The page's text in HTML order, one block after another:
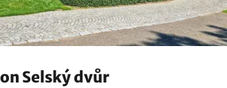
Selský dvůr